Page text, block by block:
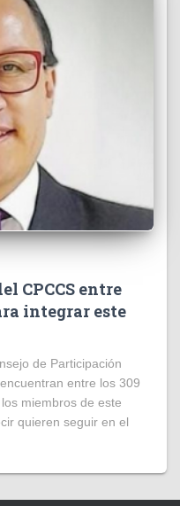
CPCCS entre
integrar este
de Participación
entre los 309
miembros de este
quieren seguir en el